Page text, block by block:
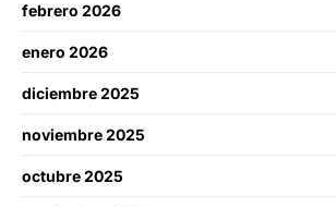
febrero 2026
enero 2026
diciembre 2025
noviembre 2025
octubre 2025